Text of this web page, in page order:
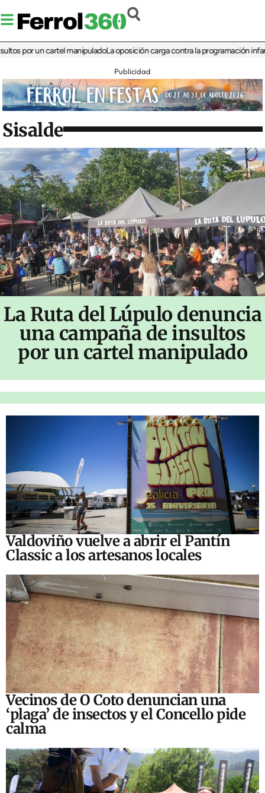
por un cartel manipuladoLa oposición carga contra la programación infantil
Publicidad
Sisalde
La Ruta del Lúpulo denuncia
una campaña de insultos
por un cartel manipulado
Valdoviño vuelve a abrir el Pantín
Classic a los artesanos locales
Vecinos de O Coto denuncian una
‘plaga’ de insectos y el Concello pide
calma